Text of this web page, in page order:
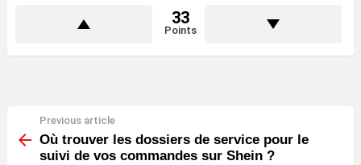
33
Points
more
Previous article
Où trouver les dossiers de service pour le
suivi de vos commandes sur Shein ?